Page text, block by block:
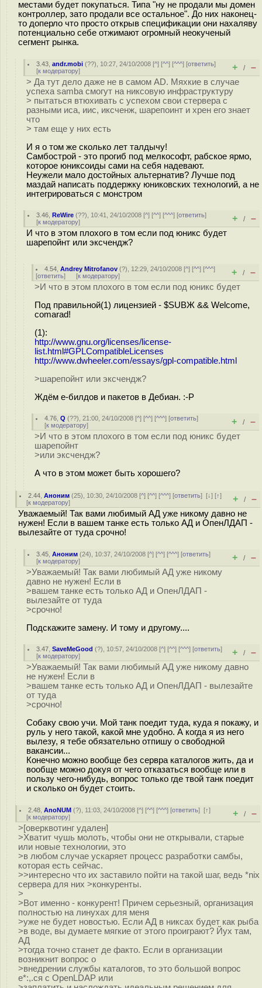
местами будет покупаться. Типа "ну не продали мы домен
контроллер, зато продали все остальное". До них наконец-
то доперло что просто открыв спецификации они нахаляву
потенциально себе отжимают огромный неокученый
сегмент рынка.
3.43 ,andr.mobi (??), 10:27, 24/10/2008 [^] [^^] [^^^] [ответить]
[к модератору] + / –
> Да тут дело даже не в самом AD. Мяхкие в случае
успеха samba смогут на никсовую инфраструктуру
> пытаться втюхивать с успехом свои стервера с
разными иса, иис, иксченж, шарепоинт и хрен его знает
что
> там еще у них есть
И я о том же сколько лет талдычу!
Самбострой - это прогиб под мелкософт, рабское ярмо,
которое юниксоиды сами на себя надевают.
Неужели мало достойных альтернатив? Лучше под
маздай написать поддержку юниковских технологий, а не
интегрироваться с монстром
3.46 ,ReWire (??), 10:41, 24/10/2008 [^] [^^] [^^^] [ответить]
[к модератору] + / –
И что в этом плохого в том если под юникс будет
шарепойнт или эксчендж?
4.54 ,Andrey Mitrofanov (?), 12:29, 24/10/2008 [^] [^^] [^^^]
[ответить] [к модератору] + / –
>И что в этом плохого в том если под юникс будет
Под правильной(1) лицензией - $SUBЖ && Welcome,
comarad!
(1):
http://www.gnu.org/licenses/license-
list.html#GPLCompatibleLicenses
http://www.dwheeler.com/essays/gpl-compatible.html
>шарепойнт или эксчендж?
Ждём е-билдов и пакетов в Дебиан. :-P
4.76 ,Q (??), 21:00, 24/10/2008 [^] [^^] [^^^] [ответить]
[к модератору] + / –
>И что в этом плохого в том если под юникс будет
шарепойнт
>или эксчендж?
А что в этом может быть хорошего?
2.44 ,Аноним (25), 10:30, 24/10/2008 [^] [^^] [^^^] [ответить][↓] [↑]
[к модератору] + / –
Уважаемый! Так вами любимый АД уже никому давно не
нужен! Если в вашем танке есть только АД и ОпенЛДАП -
вылезайте от туда срочно!
3.45 ,Аноним (24), 10:37, 24/10/2008 [^] [^^] [^^^] [ответить]
[к модератору] + / –
>Уважаемый! Так вами любимый АД уже никому
давно не нужен! Если в
>вашем танке есть только АД и ОпенЛДАП -
вылезайте от туда
>срочно!
Подскажите замену. И тому и другому....
3.47 ,SaveMeGood (?), 10:57, 24/10/2008 [^] [^^] [^^^] [ответить]
[к модератору] + / –
>Уважаемый! Так вами любимый АД уже никому давно
не нужен! Если в
>вашем танке есть только АД и ОпенЛДАП - вылезайте
от туда
>срочно!
Собаку свою учи. Мой танк поедит туда, куда я покажу, и
руль у него такой, какой мне удобно. А когда я из него
вылезу, я тебе обязательно отпишу о свободной
вакансии...
Конечно можно вообще без сервра каталогов жить, да и
вообще можно докуя от чего отказаться вообще или в
пользу чего-нибудь, вопрос только где твой танк поедит
и сколько он будет стоить.
2.48 ,AnoNUM (?), 11:03, 24/10/2008 [^] [^^] [^^^] [ответить][↑]
[к модератору] + / –
>[оверквотинг удален]
>Хватит чушь молоть, чтобы они не открывали, старые
или новые технологии, это
>в любом случае ускаряет процесс разработки самбы,
которая есть сейчас.
>>интересно что их заставило пойти на такой шаг, ведь *nix
сервера для них >конкуренты.
>
>Вот именно - конкурент! Причем серьезный, организация
полностью на линухах для меня
>уже не будет новостью. Если АД в никсах будет как рыба
>в воде, вы думаете мягкие от этого проиграют? Йух там,
АД
>тогда точно станет де факто. Если в организации
возникнит вопрос о
>внедрении службы каталогов, то это большой вопрос
е*:,.ся с OpenLDAP или